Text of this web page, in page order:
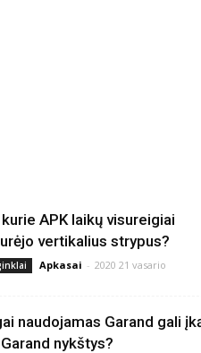
APK laikų visureigiai
vertikalius strypus?
Apkasai - 2020 21 vasario
naudojamas Garand gali
nykštys?